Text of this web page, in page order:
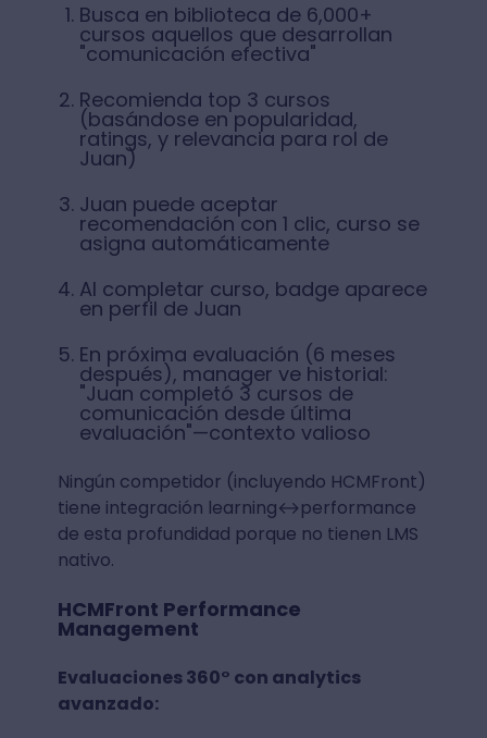
Busca en biblioteca de 6,000+
cursos aquellos que desarrollan
"comunicación efectiva"
Recomienda top 3 cursos
(basándose en popularidad,
ratings, y relevancia para rol de
Juan)
Juan puede aceptar
recomendación con 1 clic, curso se
asigna automáticamente
Al completar curso, badge aparece
en perfil de Juan
En próxima evaluación (6 meses
después), manager ve historial:
"Juan completó 3 cursos de
comunicación desde última
evaluación"—contexto valioso
Ningún competidor (incluyendo HCMFront)
tiene integración learning↔performance
de esta profundidad porque no tienen LMS
nativo.
HCMFront Performance
Management
Evaluaciones 360° con analytics
avanzado: